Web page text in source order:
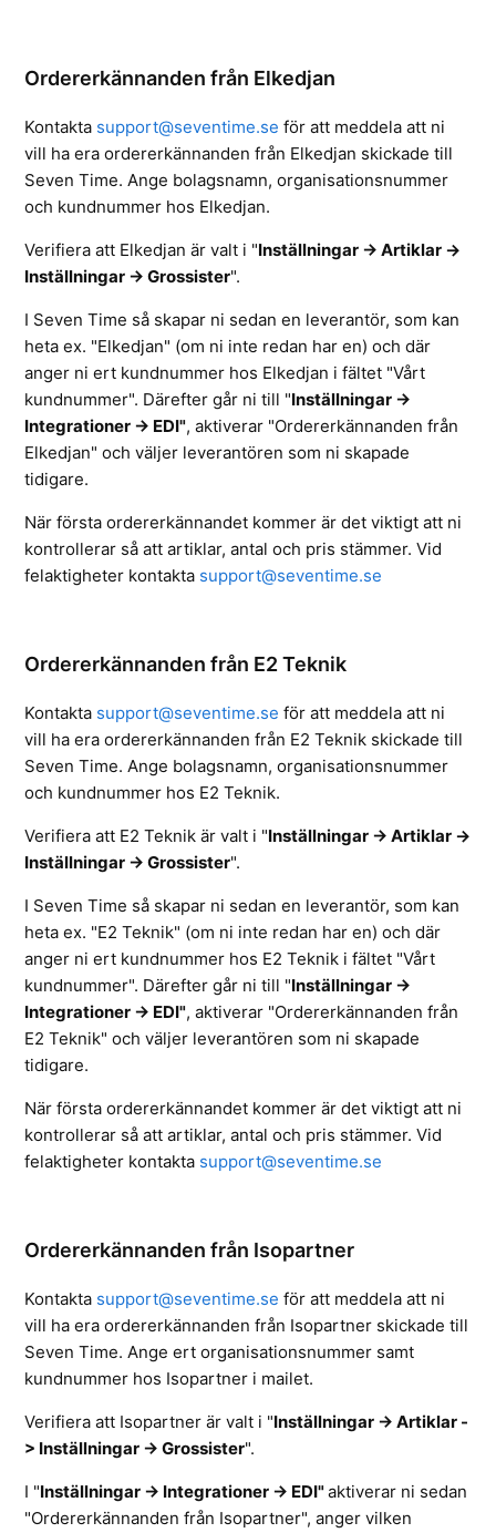
Ordererkännanden från Elkedjan
Kontakta support@seventime.se för att meddela att ni
vill ha era ordererkännanden från Elkedjan skickade till
Seven Time. Ange bolagsnamn, organisationsnummer
och kundnummer hos Elkedjan.
Verifiera att Elkedjan är valt i "Inställningar -> Artiklar ->
Inställningar -> Grossister".
I Seven Time så skapar ni sedan en leverantör, som kan
heta ex. "Elkedjan" (om ni inte redan har en) och där
anger ni ert kundnummer hos Elkedjan i fältet "Vårt
kundnummer". Därefter går ni till "Inställningar ->
Integrationer -> EDI", aktiverar "Ordererkännanden från
Elkedjan" och väljer leverantören som ni skapade
tidigare.
När första ordererkännandet kommer är det viktigt att ni
kontrollerar så att artiklar, antal och pris stämmer. Vid
felaktigheter kontakta support@seventime.se
Ordererkännanden från E2 Teknik
Kontakta support@seventime.se för att meddela att ni
vill ha era ordererkännanden från E2 Teknik skickade till
Seven Time. Ange bolagsnamn, organisationsnummer
och kundnummer hos E2 Teknik.
Verifiera att E2 Teknik är valt i "Inställningar -> Artiklar ->
Inställningar -> Grossister".
I Seven Time så skapar ni sedan en leverantör, som kan
heta ex. "E2 Teknik" (om ni inte redan har en) och där
anger ni ert kundnummer hos E2 Teknik i fältet "Vårt
kundnummer". Därefter går ni till "Inställningar ->
Integrationer -> EDI", aktiverar "Ordererkännanden från
E2 Teknik" och väljer leverantören som ni skapade
tidigare.
När första ordererkännandet kommer är det viktigt att ni
kontrollerar så att artiklar, antal och pris stämmer. Vid
felaktigheter kontakta support@seventime.se
Ordererkännanden från Isopartner
Kontakta support@seventime.se för att meddela att ni
vill ha era ordererkännanden från Isopartner skickade till
Seven Time. Ange ert organisationsnummer samt
kundnummer hos Isopartner i mailet.
Verifiera att Isopartner är valt i "Inställningar -> Artiklar -
> Inställningar -> Grossister".
I "Inställningar -> Integrationer -> EDI"aktiverar ni sedan
"Ordererkännanden från Isopartner", anger vilken